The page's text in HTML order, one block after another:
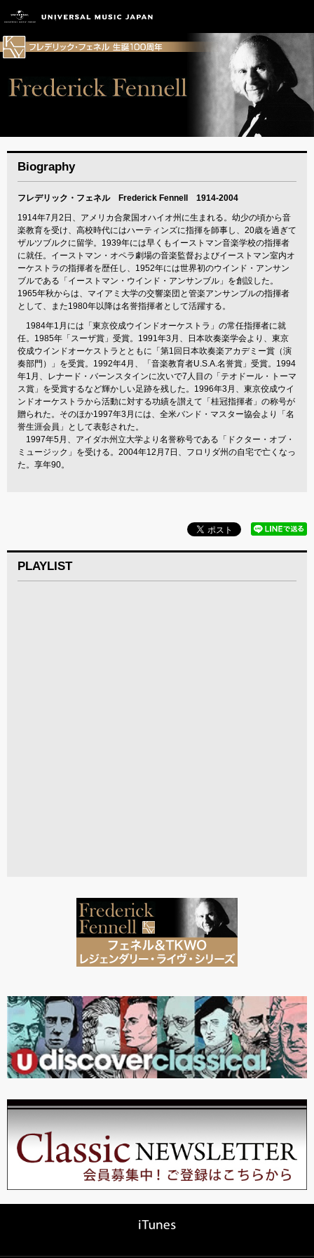
Biography
フレデリック・フェネル Frederick Fennell 1914-2004
1914年7月2日、アメリカ合衆国オハイオ州に生まれる。幼少の頃から音
楽教育を受け、高校時代にはハーティンズに指揮を師事し、20歳を過ぎて
ザルツブルクに留学。1939年には早くもイーストマン音楽学校の指揮者
に就任。イーストマン・オペラ劇場の音楽監督およびイーストマン室内オ
ーケストラの指揮者を歴任し、1952年には世界初のウインド・アンサン
ブルである「イーストマン・ウインド・アンサンブル」を創設した。
1965年秋からは、マイアミ大学の交響楽団と管楽アンサンブルの指揮者
として、また1980年以降は名誉指揮者として活躍する。
1984年1月には「東京佼成ウインドオーケストラ」の常任指揮者に就
任。1985年「スーザ賞」受賞。1991年3月、日本吹奏楽学会より、東京
佼成ウインドオーケストラとともに「第1回日本吹奏楽アカデミー賞（演
奏部門）」を受賞。1992年4月、「音楽教育者U.S.A.名誉賞」受賞。1994
年1月、レナード・バーンスタインに次いで7人目の「テオドール・トーマ
ス賞」を受賞するなど輝かしい足跡を残した。1996年3月、東京佼成ウイ
ンドオーケストラから活動に対する功績を讃えて「桂冠指揮者」の称号が
贈られた。そのほか1997年3月には、全米バンド・マスター協会より「名
誉生涯会員」として表彰された。
1997年5月、アイダホ州立大学より名誉称号である「ドクター・オブ・
ミュージック」を受ける。2004年12月7日、フロリダ州の自宅で亡くなっ
た。享年90。
PLAYLIST